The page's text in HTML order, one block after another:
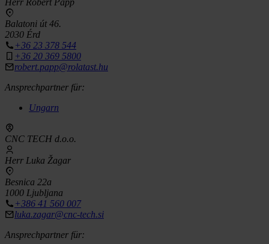
Balatoni út 46.
2030 Érd
+36 23 378 544
+36 20 369 5800
robert.papp@rolatast.hu
Ansprechpartner für:
Ungarn
CNC TECH d.o.o.
Herr Luka Žagar
Besnica 22a
1000 Ljubljana
+386 41 560 007
luka.zagar@cnc-tech.si
Ansprechpartner für: